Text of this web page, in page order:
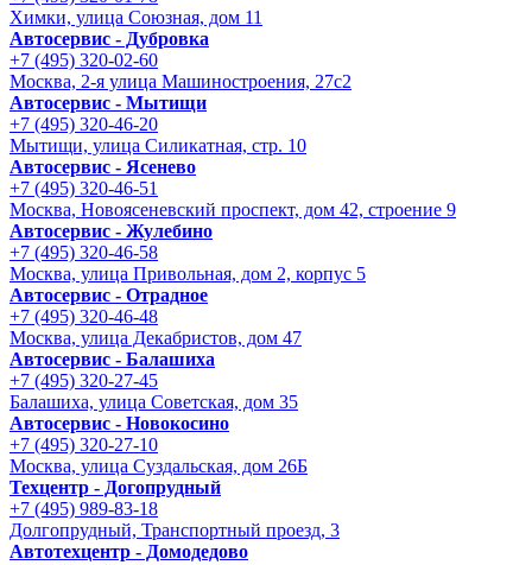
Химки, улица Союзная, дом 11
Автосервис - Дубровка
+7 (495) 320-02-60
Москва, 2-я улица Машиностроения, 27с2
Автосервис - Мытищи
+7 (495) 320-46-20
Мытищи, улица Силикатная, стр. 10
Автосервис - Ясенево
+7 (495) 320-46-51
Москва, Новоясеневский проспект, дом 42, строение 9
Автосервис - Жулебино
+7 (495) 320-46-58
Москва, улица Привольная, дом 2, корпус 5
Автосервис - Отрадное
+7 (495) 320-46-48
Москва, улица Декабристов, дом 47
Автосервис - Балашиха
+7 (495) 320-27-45
Балашиха, улица Советская, дом 35
Автосервис - Новокосино
+7 (495) 320-27-10
Москва, улица Суздальская, дом 26Б
Техцентр - Догопрудный
+7 (495) 989-83-18
Долгопрудный, Транспортный проезд, 3
Автотехцентр - Домодедово